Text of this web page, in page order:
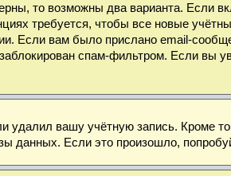
то возможны два варианта. Если
требуется, чтобы все новые
Если вам было прислано email-
спам-фильтром. Если вы
удалил вашу учётную запись. Кроме
Если это произошло,